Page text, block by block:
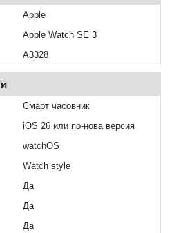
Apple
Apple Watch SE 3
A3328
Смарт часовник
iOS 26 или по-нова версия
watchOS
Watch style
Да
Да
Да